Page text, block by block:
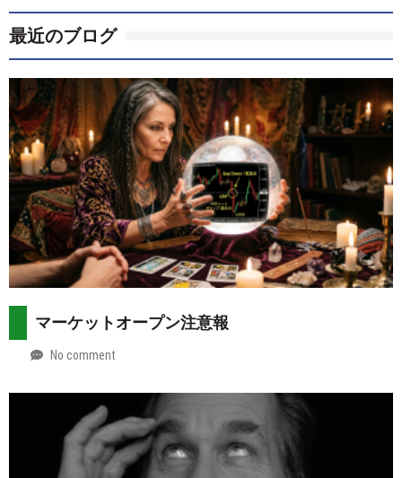
最近のブログ
マーケットオープン注意報
by
No comment